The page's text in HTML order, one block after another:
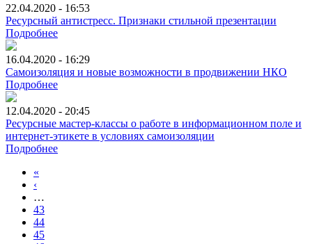
22.04.2020 - 16:53
Ресурсный антистресс. Признаки стильной презентации
Подробнее
16.04.2020 - 16:29
Самоизоляция и новые возможности в продвижении НКО
Подробнее
12.04.2020 - 20:45
Ресурсные мастер-классы о работе в информационном поле и
интернет-этикете в условиях самоизоляции
Подробнее
«
‹
…
43
44
45